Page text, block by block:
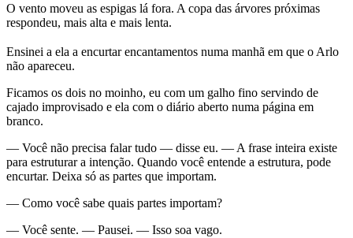
O vento moveu as espigas lá fora. A copa das árvores próximas
respondeu, mais alta e mais lenta.
Ensinei a ela a encurtar encantamentos numa manhã em que o Arlo
não apareceu.
Ficamos os dois no moinho, eu com um galho fino servindo de
cajado improvisado e ela com o diário aberto numa página em
branco.
— Você não precisa falar tudo — disse eu. — A frase inteira existe
para estruturar a intenção. Quando você entende a estrutura, pode
encurtar. Deixa só as partes que importam.
— Como você sabe quais partes importam?
— Você sente. — Pausei. — Isso soa vago.